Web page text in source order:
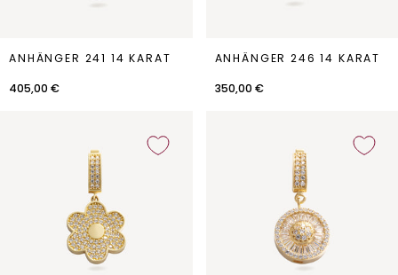
Anhänger
241
14
Karat
ANHÄNGER 241 14 KARAT
405,00 €
Anhänger
246
14
Karat
ANHÄNGER 246 14 KARAT
350,00 €